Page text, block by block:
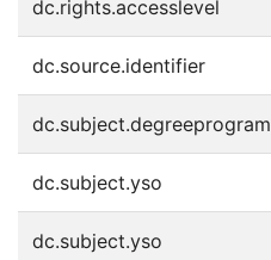
dc.rights.accesslevel
dc.source.identifier
dc.subject.degreeprogram
dc.subject.yso
dc.subject.yso